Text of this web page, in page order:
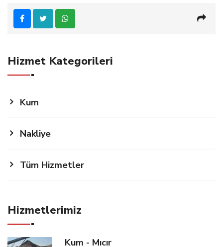
Hizmet Kategorileri
Kum
Nakliye
Tüm Hizmetler
Hizmetlerimiz
Kum - Mıcır